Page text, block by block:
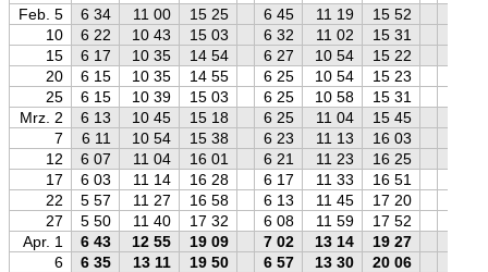
Feb. 5
6 34 11 00 15 25 6 45 11 19 15 52
10
6 22 10 43 15 03 6 32 11 02 15 31
15
6 17 10 35 14 54 6 27 10 54 15 22
20
6 15 10 35 14 55 6 25 10 54 15 23
25
6 15 10 39 15 03 6 25 10 58 15 31
Mrz. 2
6 13 10 45 15 18 6 25 11 04 15 45
7
6 11 10 54 15 38 6 23 11 13 16 03
12
6 07 11 04 16 01 6 21 11 23 16 25
17
6 03 11 14 16 28 6 17 11 33 16 51
22
5 57 11 27 16 58 6 13 11 45 17 20
27
5 50 11 40 17 32 6 08 11 59 17 52
Apr. 1
6 43 12 55 19 09 7 02 13 14 19 27
6
6 35 13 11 19 50 6 57 13 30 20 06